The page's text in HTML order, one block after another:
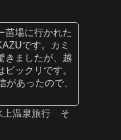
苗場に行かれた
です。カミ
きましたが、越
ックリです。
があったので、
上温泉旅行 そ